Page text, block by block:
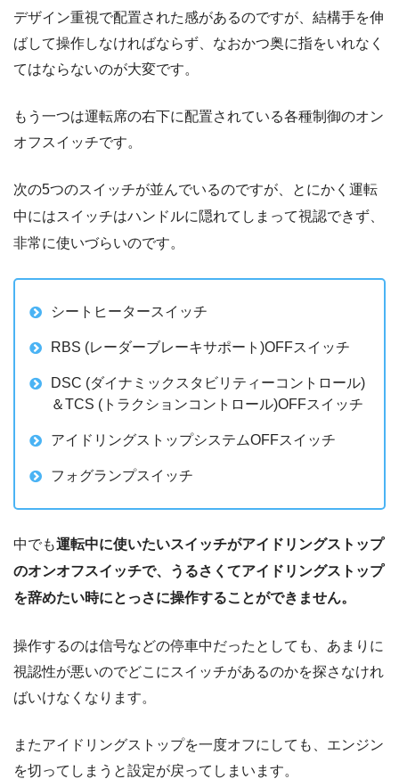
デザイン重視で配置された感があるのですが、結構手を伸
ばして操作しなければならず、なおかつ奥に指をいれなく
てはならないのが大変です。
もう一つは運転席の右下に配置されている各種制御のオン
オフスイッチです。
次の5つのスイッチが並んでいるのですが、とにかく運転
中にはスイッチはハンドルに隠れてしまって視認できず、
非常に使いづらいのです。
シートヒータースイッチ
RBS (レーダーブレーキサポート)OFFスイッチ
DSC (ダイナミックスタビリティーコントロール)
＆TCS (トラクションコントロール)OFFスイッチ
アイドリングストップシステムOFFスイッチ
フォグランプスイッチ
中でも運転中に使いたいスイッチがアイドリングストップ
のオンオフスイッチで、うるさくてアイドリングストップ
を辞めたい時にとっさに操作することができません。
操作するのは信号などの停車中だったとしても、あまりに
視認性が悪いのでどこにスイッチがあるのかを探さなけれ
ばいけなくなります。
またアイドリングストップを一度オフにしても、エンジン
を切ってしまうと設定が戻ってしまいます。